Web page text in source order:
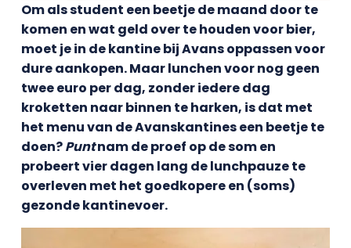
Om als student een beetje de maand door te
komen en wat geld over te houden voor bier,
moet je in de kantine bij Avans oppassen voor
dure aankopen. Maar lunchen voor nog geen
twee euro per dag, zonder iedere dag
kroketten naar binnen te harken, is dat met
het menu van de Avanskantines een beetje te
doen?Puntnam de proef op de som en
probeert vier dagen lang de lunchpauze te
overleven met het goedkopere en (soms)
gezonde kantinevoer.